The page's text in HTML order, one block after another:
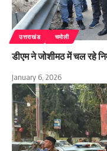
उत्तराखंड चमोली
डीएम ने जोशीमठ में चल रहे
January 6, 2026